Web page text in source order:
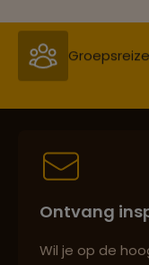
Persoonlijk
Best
Ontvang
Wil je op de